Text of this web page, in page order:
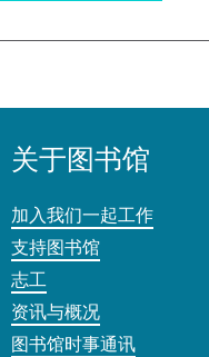
关于图书馆
加入我们一起工作
支持图书馆
志工
资讯与概况
图书馆时事通讯